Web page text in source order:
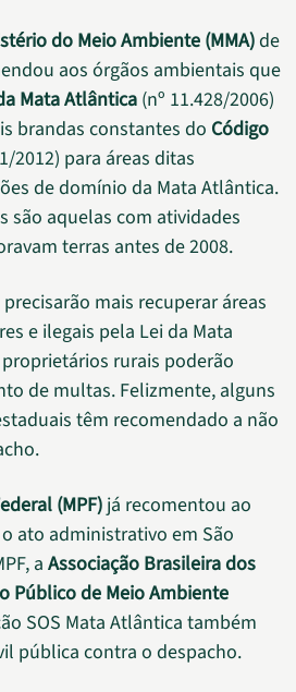
do Meio Ambiente (MMA)de
aos órgãos ambientais que
Mata Atlântica(nº 11.428/2006)
brandas constantes do Código
2012) para áreas ditas
de domínio da Mata Atlântica.
são aquelas com atividades
terras antes de 2008.
mais recuperar áreas
e ilegais pela Lei da Mata
rurais poderão
de multas. Felizmente, alguns
têm recomendado a não
(MPF)já recomentou ao
ato administrativo em São
a Associação Brasileira dos
Público de Meio Ambiente
SOS Mata Atlântica também
pública contra o despacho.